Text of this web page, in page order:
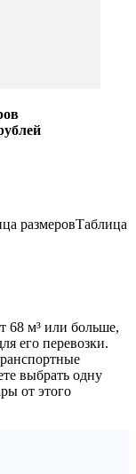
размеровТаблица
68 м³ или больше,
его перевозки.
выбрать одну
от этого